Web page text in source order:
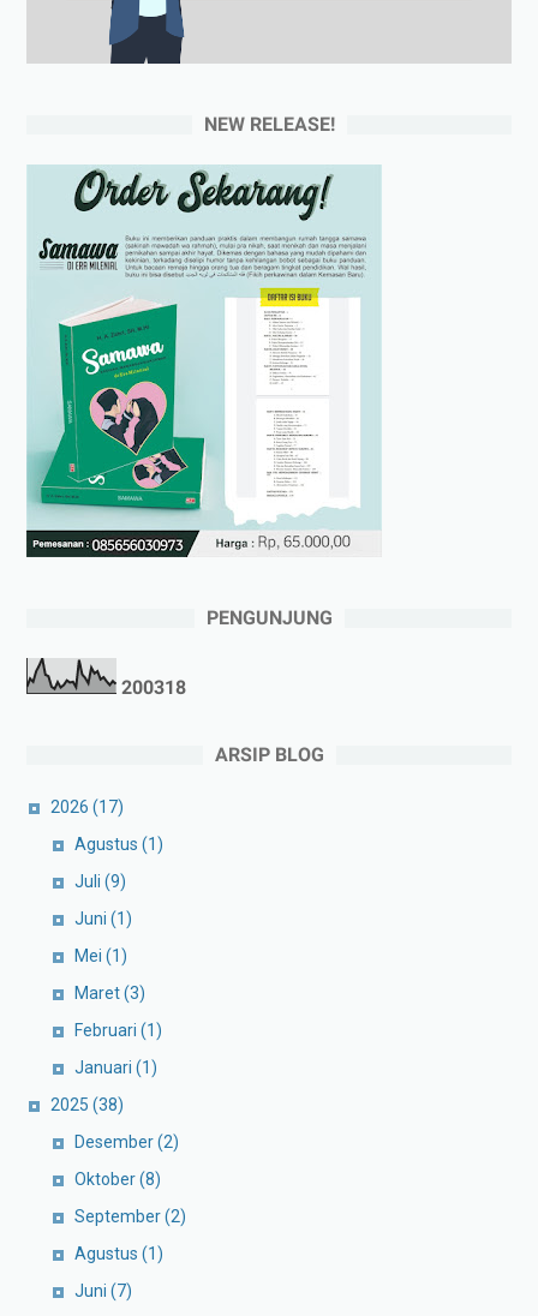
NEW RELEASE!
PENGUNJUNG
200318
ARSIP BLOG
2026 (17)
Agustus (1)
Juli (9)
Juni (1)
Mei (1)
Maret(3)
Februari (1)
Januari (1)
2025 (38)
Desember(2)
Oktober(8)
September(2)
Agustus (1)
Juni (7)